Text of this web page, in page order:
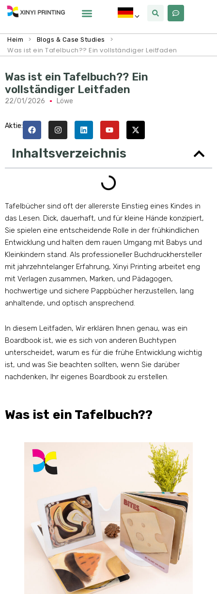
Heim > Blogs & Case Studies
>
Was ist ein Tafelbuch?? Ein vollständiger Leitfaden
Was ist ein Tafelbuch?? Ein
vollständiger Leitfaden
22/01/2026 Löwe
Aktie:
Inhaltsverzeichnis
Tafelbücher sind oft der allererste Einstieg eines Kindes in
das Lesen. Dick, dauerhaft, und für kleine Hände konzipiert,
Sie spielen eine entscheidende Rolle in der frühkindlichen
Entwicklung und halten dem rauen Umgang mit Babys und
Kleinkindern stand. Als professioneller Buchdruckhersteller
mit jahrzehntelanger Erfahrung, Xinyi Printing arbeitet eng
mit Verlagen zusammen, Marken, und Pädagogen,
hochwertige und sichere Pappbücher herzustellen, lang
anhaltende, und optisch ansprechend.
In diesem Leitfaden, Wir erklären Ihnen genau, was ein
Boardbook ist, wie es sich von anderen Buchtypen
unterscheidet, warum es für die frühe Entwicklung wichtig
ist, und was Sie beachten sollten, wenn Sie darüber
nachdenken, Ihr eigenes Boardbook zu erstellen.
Was ist ein Tafelbuch??